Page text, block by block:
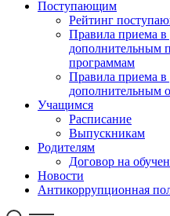
Поступающим
Рейтинг
Правила приема в учреждение по
дополнительным
программам
Правила приема
дополнительным
Учащимся
Расписание
Выпускникам
Родителям
Договор на
Новости
Антикоррупционная